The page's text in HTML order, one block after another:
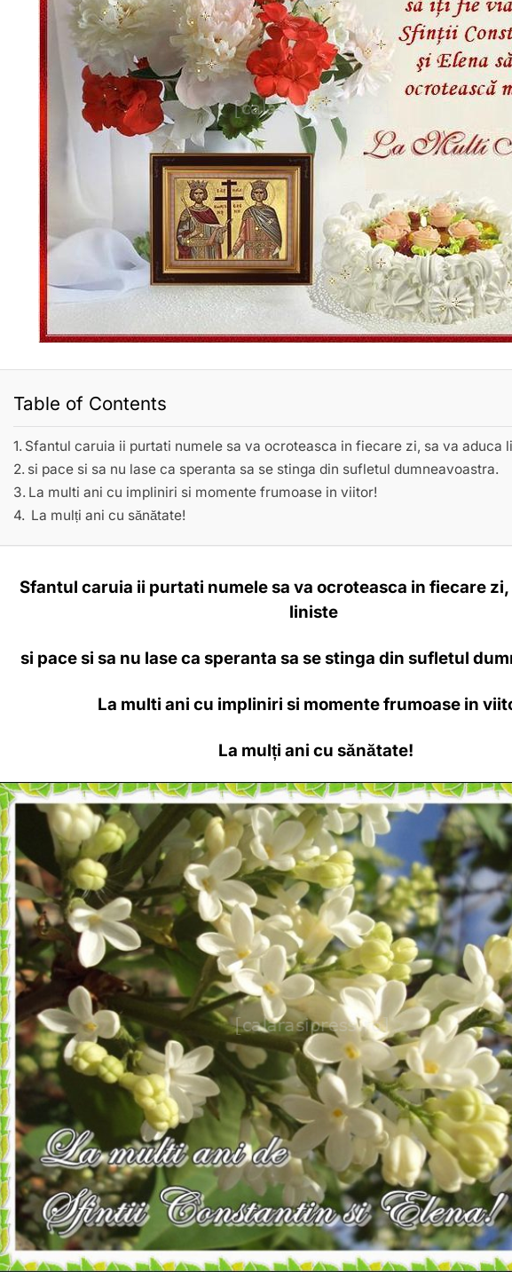
Table of Contents
Sfantul caruia ii purtati numele sa va ocroteasca in fiecare zi, sa va aduca
si pace si sa nu lase ca speranta sa se stinga din sufletul dumneavoastra.
La multi ani cu impliniri si momente frumoase in viitor!
La mulți ani cu sănătate!
Sfantul caruia ii purtati numele sa va ocroteasca in fiecare zi,
liniste
si pace si sa nu lase ca speranta sa se stinga din sufletul
La multi ani cu impliniri si momente frumoase in
La mulți ani cu sănătate!